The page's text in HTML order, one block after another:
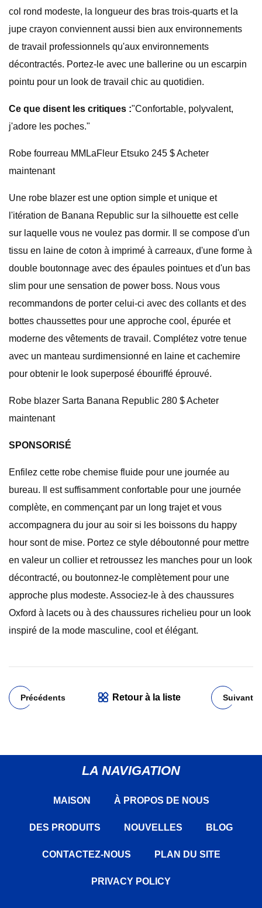
col rond modeste, la longueur des bras trois-quarts et la
jupe crayon conviennent aussi bien aux environnements
de travail professionnels qu'aux environnements
décontractés. Portez-le avec une ballerine ou un escarpin
pointu pour un look de travail chic au quotidien.
Ce que disent les critiques :"Confortable, polyvalent,
j'adore les poches."
Robe fourreau MMLaFleur Etsuko 245 $ Acheter
maintenant
Une robe blazer est une option simple et unique et
l'itération de Banana Republic sur la silhouette est celle
sur laquelle vous ne voulez pas dormir. Il se compose d'un
tissu en laine de coton à imprimé à carreaux, d'une forme à
double boutonnage avec des épaules pointues et d'un bas
slim pour une sensation de power boss. Nous vous
recommandons de porter celui-ci avec des collants et des
bottes chaussettes pour une approche cool, épurée et
moderne des vêtements de travail. Complétez votre tenue
avec un manteau surdimensionné en laine et cachemire
pour obtenir le look superposé ébouriffé éprouvé.
Robe blazer Sarta Banana Republic 280 $ Acheter
maintenant
SPONSORISÉ
Enfilez cette robe chemise fluide pour une journée au
bureau. Il est suffisamment confortable pour une journée
complète, en commençant par un long trajet et vous
accompagnera du jour au soir si les boissons du happy
hour sont de mise. Portez ce style déboutonné pour mettre
en valeur un collier et retroussez les manches pour un look
décontracté, ou boutonnez-le complètement pour une
approche plus modeste. Associez-le à des chaussures
Oxford à lacets ou à des chaussures richelieu pour un look
inspiré de la mode masculine, cool et élégant.
Précédents Retour à la liste Suivant
LA NAVIGATION
MAISON À PROPOS DE NOUS
DES PRODUITS NOUVELLES BLOG
CONTACTEZ-NOUS PLAN DU SITE
PRIVACY POLICY